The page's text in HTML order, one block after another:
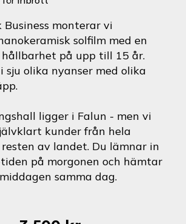
Business monterar vi
solfilm med en
på upp till 15 år.
sju olika nyanser med olika
ligger i Falun - men vi
kunder från hela
av landet. Du lämnar in
på morgonen och hämtar
samma dag.